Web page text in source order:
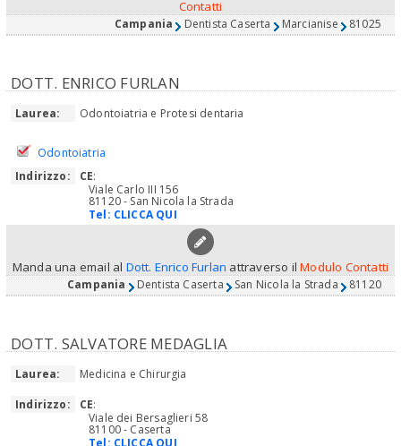
Contatti
Campania Dentista Caserta Marcianise 81025
DOTT. ENRICO FURLAN
Laurea: Odontoiatria e Protesi dentaria
Odontoiatria
Indirizzo:
CE:
Viale Carlo III 156
81120 - San Nicola la Strada
Tel: CLICCA QUI
Manda una email al Dott. Enrico Furlan attraverso ilModulo Contatti
Campania Dentista Caserta San Nicola la Strada 81120
DOTT. SALVATORE MEDAGLIA
Laurea:
Medicina e Chirurgia
Indirizzo:
CE:
Viale dei Bersaglieri 58
81100 - Caserta
Tel: CLICCA QUI